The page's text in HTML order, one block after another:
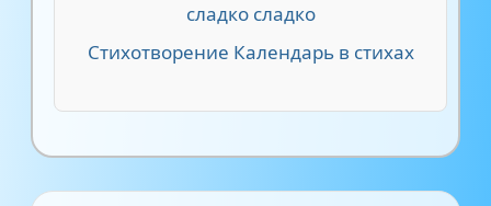
сладко сладко
Стихотворение Календарь в стихах